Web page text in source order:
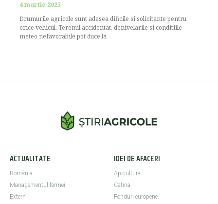
4 martie 2025
Drumurile agricole sunt adesea dificile si solicitante pentru
orice vehicul. Terenul accidentat, denivelarile si conditiile
meteo nefavorabile pot duce la
ACTUALITATE
România
Managementul fermei
Extern
IDEI DE AFACERI
Apicultura
Catina
Fonduri europene